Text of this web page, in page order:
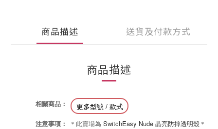
商品描述 送貨及付款方式
商品描述
相關商品： 更多型號 / 款式
注意事項： ＊ 此賣場為 SwitchEasy Nude 晶亮防摔透明殼 ＊